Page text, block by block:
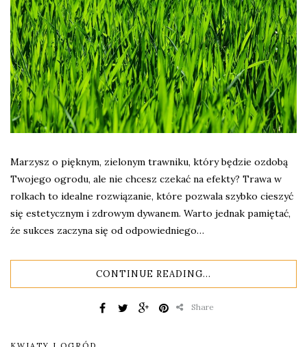
Marzysz o pięknym, zielonym trawniku, który będzie ozdobą
Twojego ogrodu, ale nie chcesz czekać na efekty? Trawa w
rolkach to idealne rozwiązanie, które pozwala szybko cieszyć
się estetycznym i zdrowym dywanem. Warto jednak pamiętać,
że sukces zaczyna się od odpowiedniego…
CONTINUE READING...
Share